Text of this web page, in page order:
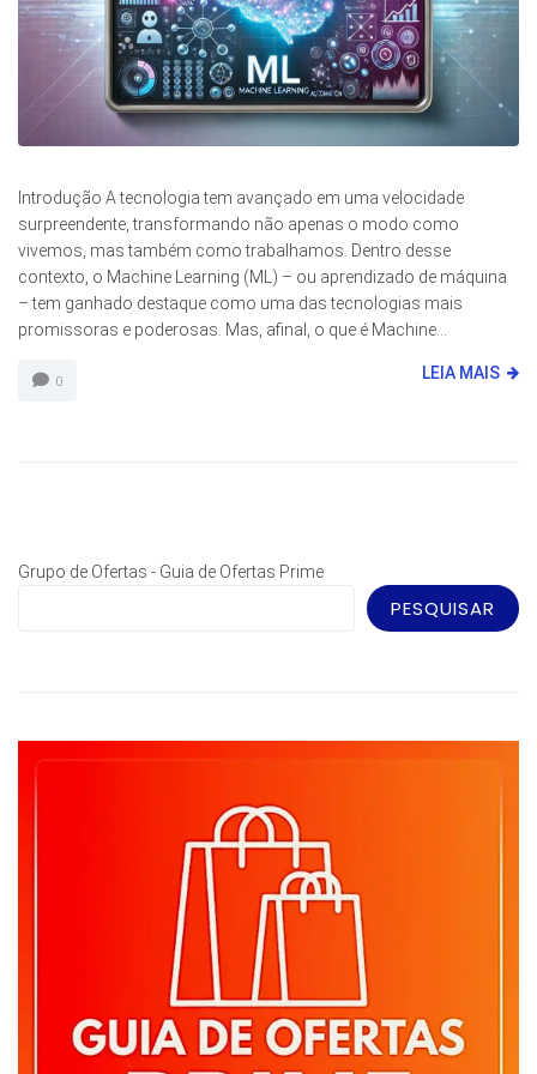
Introdução A tecnologia tem avançado em uma velocidade
surpreendente, transformando não apenas o modo como
vivemos, mas também como trabalhamos. Dentro desse
contexto, o Machine Learning (ML) – ou aprendizado de máquina
– tem ganhado destaque como uma das tecnologias mais
promissoras e poderosas. Mas, afinal, o que é Machine...
0 LEIA MAIS
Grupo de Ofertas - Guia de Ofertas Prime
PESQUISAR